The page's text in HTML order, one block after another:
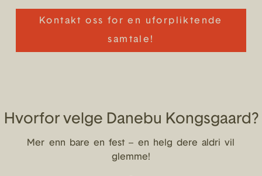
Kontakt oss for en uforpliktende
samtale!
Hvorfor velge Danebu Kongsgaard?
Mer enn bare en fest – en helg dere aldri vil
glemme!